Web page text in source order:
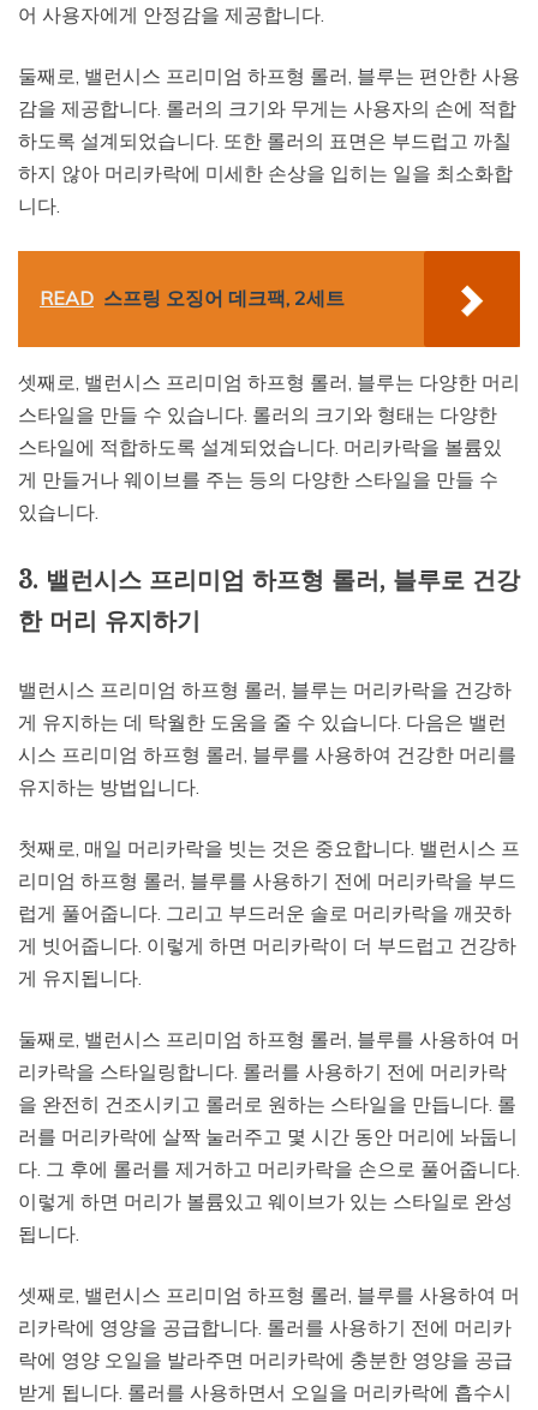
어 사용자에게 안정감을 제공합니다.
둘째로, 밸런시스 프리미엄 하프형 롤러, 블루는 편안한 사용
감을 제공합니다. 롤러의 크기와 무게는 사용자의 손에 적합
하도록 설계되었습니다. 또한 롤러의 표면은 부드럽고 까칠
하지 않아 머리카락에 미세한 손상을 입히는 일을 최소화합
니다.
READ 스프링 오징어 데크팩, 2세트
셋째로, 밸런시스 프리미엄 하프형 롤러, 블루는 다양한 머리
스타일을 만들 수 있습니다. 롤러의 크기와 형태는 다양한
스타일에 적합하도록 설계되었습니다. 머리카락을 볼륨있
게 만들거나 웨이브를 주는 등의 다양한 스타일을 만들 수
있습니다.
3. 밸런시스 프리미엄 하프형 롤러, 블루로 건강
한 머리 유지하기
밸런시스 프리미엄 하프형 롤러, 블루는 머리카락을 건강하
게 유지하는 데 탁월한 도움을 줄 수 있습니다. 다음은 밸런
시스 프리미엄 하프형 롤러, 블루를 사용하여 건강한 머리를
유지하는 방법입니다.
첫째로, 매일 머리카락을 빗는 것은 중요합니다. 밸런시스 프
리미엄 하프형 롤러, 블루를 사용하기 전에 머리카락을 부드
럽게 풀어줍니다. 그리고 부드러운 솔로 머리카락을 깨끗하
게 빗어줍니다. 이렇게 하면 머리카락이 더 부드럽고 건강하
게 유지됩니다.
둘째로, 밸런시스 프리미엄 하프형 롤러, 블루를 사용하여 머
리카락을 스타일링합니다. 롤러를 사용하기 전에 머리카락
을 완전히 건조시키고 롤러로 원하는 스타일을 만듭니다. 롤
러를 머리카락에 살짝 눌러주고 몇 시간 동안 머리에 놔둡니
다. 그 후에 롤러를 제거하고 머리카락을 손으로 풀어줍니다.
이렇게 하면 머리가 볼륨있고 웨이브가 있는 스타일로 완성
됩니다.
셋째로, 밸런시스 프리미엄 하프형 롤러, 블루를 사용하여 머
리카락에 영양을 공급합니다. 롤러를 사용하기 전에 머리카
락에 영양 오일을 발라주면 머리카락에 충분한 영양을 공급
받게 됩니다. 롤러를 사용하면서 오일을 머리카락에 흡수시